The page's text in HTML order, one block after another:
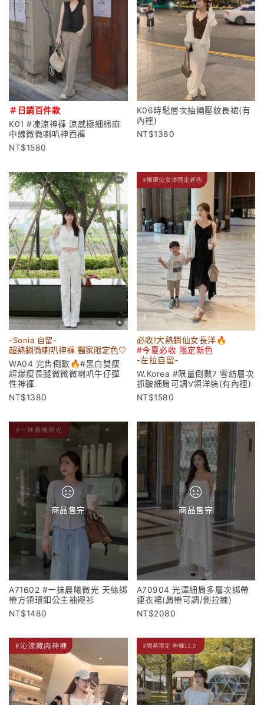
＃日銷百件款
K01 #凍涼神褲 涼感極細棉麻
中線微微喇叭神西褲
1580
K06時髦層次抽繩壓紋長裙(有
內裡)
1380
-Sonia 自留-
超熱銷微喇叭神褲 獨家限定色🤍
WA04 完售倒數🔥#黑白雙瘦
超爆瘦長腿微微微喇叭牛仔彈
性神褲
1380
必收!大熱銷仙女長洋🔥
#今夏必收 限定新色
-左拉自留-
W.Korea #限量倒數7 雪紡層次
抓皺細肩可調V領洋裝(有內裡)
1580
商品售完
A71602 #一抹晨曦微光 天絲綁
帶方領環釦公主袖襯衫
1480
商品售完
A70904 光澤細肩多層次綁帶
連衣裙(肩帶可調/側拉鍊)
2080